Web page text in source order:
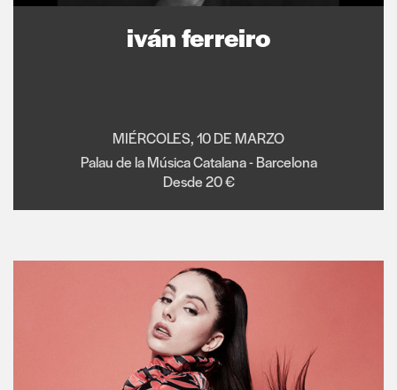
iván ferreiro
MIÉRCOLES, 10 DE MARZO
Palau de la Música Catalana - Barcelona
Desde 20 €